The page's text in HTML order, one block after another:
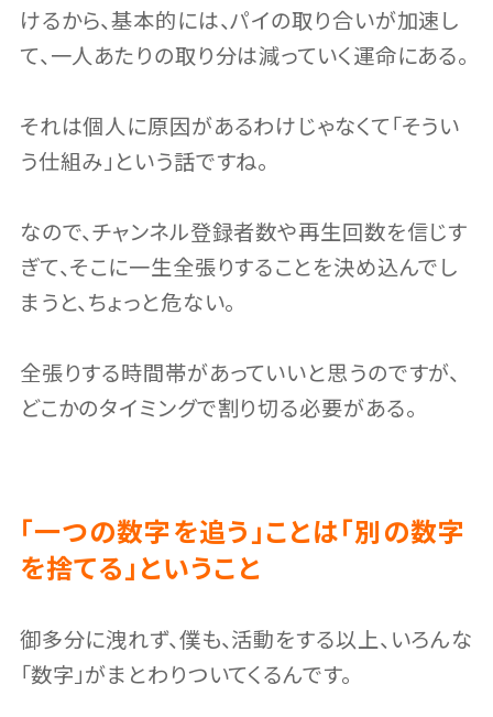
けるから、基本的には、パイの取り合いが加速し
て、一人あたりの取り分は減っていく運命にある。
それは個人に原因があるわけじゃなくて「そうい
う仕組み」という話ですね。
なので、チャンネル登録者数や再生回数を信じす
ぎて、そこに一生全張りすることを決め込んでし
まうと、ちょっと危ない。
全張りする時間帯があっていいと思うのですが、
どこかのタイミングで割り切る必要がある。
「一つの数字を追う」ことは「別の数字
を捨てる」ということ
御多分に洩れず、僕も、活動をする以上、いろんな
「数字」がまとわりついてくるんです。